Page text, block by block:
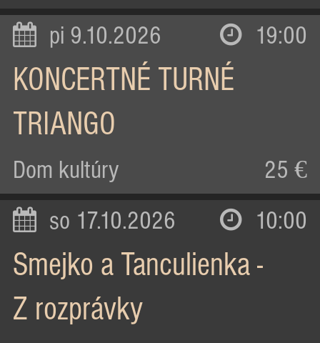
pi 9.10.2026 19:00
KONCERTNÉ TURNÉ
TRIANGO
Dom kultúry 25 €
so 17.10.2026 10:00
Smejko a Tanculienka -
Z rozprávky